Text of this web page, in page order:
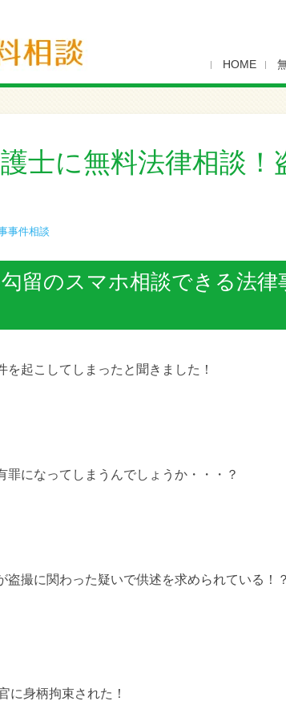
HOME
士に無料法律相談！
事件相談
留のスマホ相談できる法律
を起こしてしまったと聞きました！
罪になってしまうんでしょうか・・・？
盗撮に関わった疑いで供述を求められている！？
に身柄拘束された！